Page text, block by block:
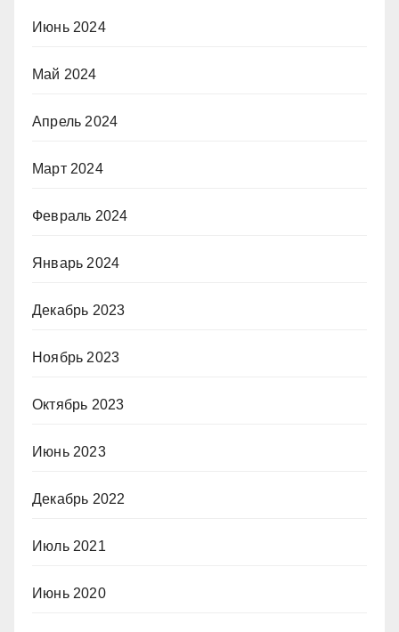
Июнь 2024
Май 2024
Апрель 2024
Март 2024
Февраль 2024
Январь 2024
Декабрь 2023
Ноябрь 2023
Октябрь 2023
Июнь 2023
Декабрь 2022
Июль 2021
Июнь 2020